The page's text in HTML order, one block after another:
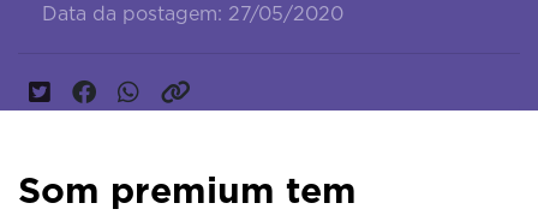
Data da postagem: 27/05/2020
Som premium tem